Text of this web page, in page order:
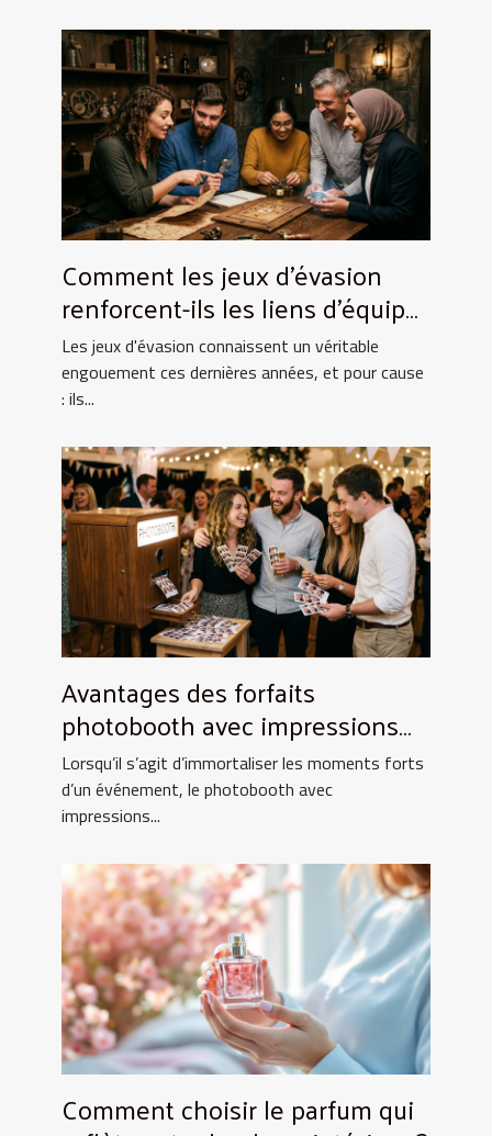
Comment les jeux d'évasion
renforcent-ils les liens d'équipe
?
Les jeux d'évasion connaissent un véritable
engouement ces dernières années, et pour cause
: ils...
Avantages des forfaits
photobooth avec impressions
illimitées
Lorsqu’il s’agit d’immortaliser les moments forts
d’un événement, le photobooth avec
impressions...
Comment choisir le parfum qui